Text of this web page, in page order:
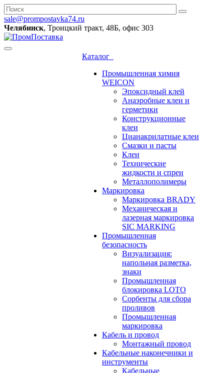
sale@prompostavka74.ru
Челябинск, Троицкий тракт, 48Б, офис 303
Каталог
Промышленная химия
WEICON
Эпоксидный клей
Анаэробные клеи и
герметики
Конструкционные
клеи
Цианакрилатные клеи
Смазки и пасты
Клеи
Технические
жидкости и спреи
Металлополимеры
Маркировка
Маркировка BRADY
Механическая и
лазерная маркировка
SIC MARKING
Промышленная
безопасность
Визуализация:
напольная разметка,
знаки
Промышленная
блокировка LOTO
Сорбенты для сбора
проливов
Промышленная
маркировка
Кабель и провод
Монтажный провод
Кабельные наконечники и
инструменты
Кабельные